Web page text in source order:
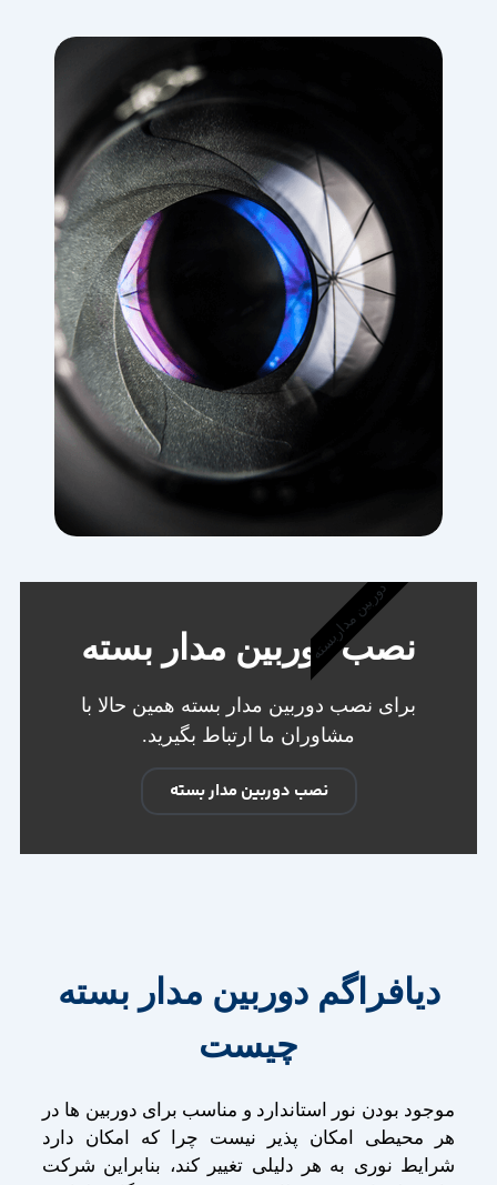
نصب دوربین مدار بسته
برای نصب دوربین مدار بسته همین حالا با
مشاوران ما ارتباط بگیرید.
نصب دوربین مدار بسته
دوربین مداربسته
دیافراگم دوربین مدار بسته
چیست
موجود بودن نور استاندارد و مناسب برای دوربین ها در
هر محیطی امکان پذیر نیست چرا که امکان دارد
شرایط نوری به هر دلیلی تغییر کند، بنابراین شرکت